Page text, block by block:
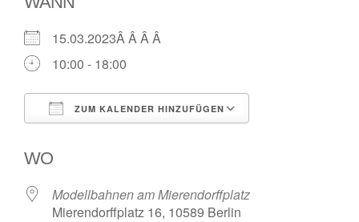
15.03.2023Â Â Â Â
10:00 - 18:00
ZUM KALENDER HINZUFÜGEN
WO
Modellbahnen am Mierendorffplatz
Mierendorffplatz 16, 10589 Berlin